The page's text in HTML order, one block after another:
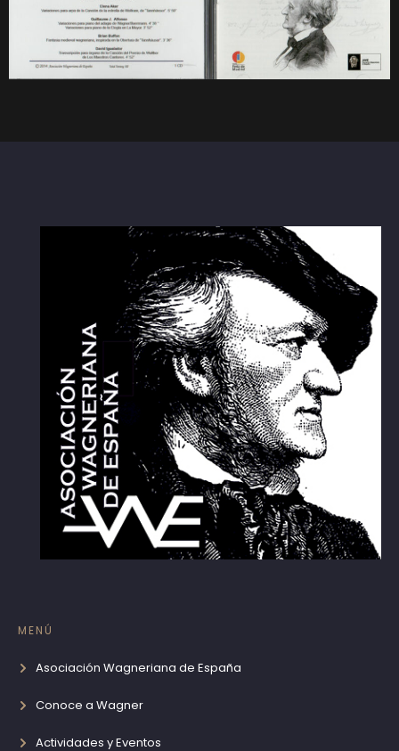
MENÚ
Asociación Wagneriana de España
Conoce a Wagner
Actividades y Eventos